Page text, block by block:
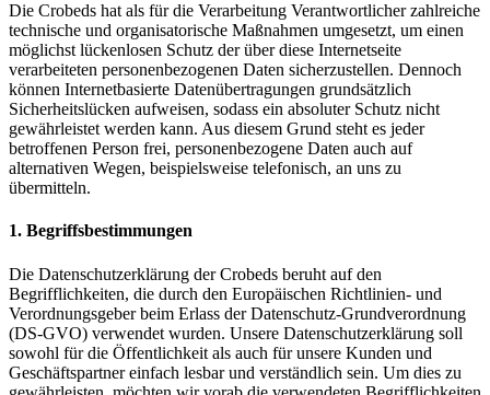
Die Crobeds hat als für die Verarbeitung Verantwortlicher zahlreiche
technische und organisatorische Maßnahmen umgesetzt, um einen
möglichst lückenlosen Schutz der über diese Internetseite
verarbeiteten personenbezogenen Daten sicherzustellen. Dennoch
können Internetbasierte Datenübertragungen grundsätzlich
Sicherheitslücken aufweisen, sodass ein absoluter Schutz nicht
gewährleistet werden kann. Aus diesem Grund steht es jeder
betroffenen Person frei, personenbezogene Daten auch auf
alternativen Wegen, beispielsweise telefonisch, an uns zu
übermitteln.
1. Begriffsbestimmungen
Die Datenschutzerklärung der Crobeds beruht auf den
Begrifflichkeiten, die durch den Europäischen Richtlinien- und
Verordnungsgeber beim Erlass der Datenschutz-Grundverordnung
(DS-GVO) verwendet wurden. Unsere Datenschutzerklärung soll
sowohl für die Öffentlichkeit als auch für unsere Kunden und
Geschäftspartner einfach lesbar und verständlich sein. Um dies zu